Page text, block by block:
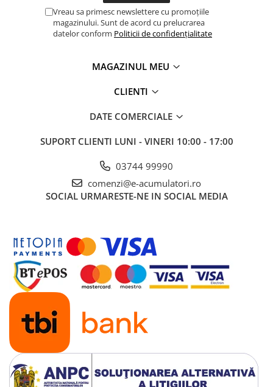
Tablouri electrice
Lumina (Becuri si Lanterne)
Laptop & PC accesorii, baterii,
Cablu de date si Adaptoare
Acumulatori
Sisteme de prindere
OUTLET
Pompe de caldura
Vreau sa primesc newslettere cu promoțiile
magazinului. Sunt de acord cu prelucrarea
datelor conform Politicii de confidențialitate
MAGAZINUL MEU
CLIENTI
DATE COMERCIALE
SUPORT CLIENTI LUNI - VINERI 10:00 - 17:00
03744 99990
comenzi@e-acumulatori.ro
SOCIAL URMARESTE-NE IN SOCIAL MEDIA